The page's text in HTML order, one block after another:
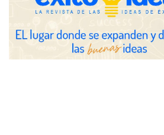
conectando lonjas con establecimientos